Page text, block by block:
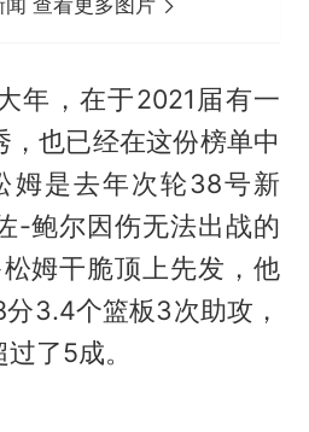
年，在于2021届有一
也已经在这份榜单中
姆是去年次轮38号新
-鲍尔因伤无法出战的
姆干脆顶上先发，他
3.4个篮板3次助攻，
了5成。